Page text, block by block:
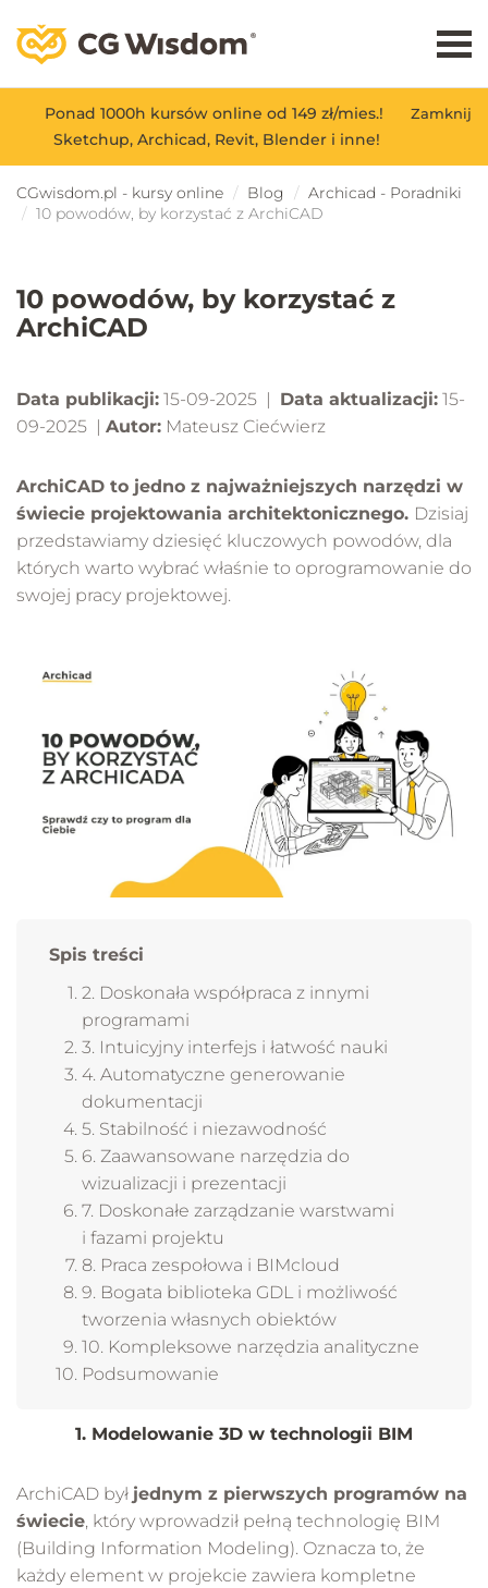
Zamknij
Ponad 1000h kursów online od 149 zł/mies.!
Sketchup, Archicad, Revit, Blender i inne!
CGwisdom.pl - kursy online Blog
Archicad - Poradniki
10 powodów, by korzystać z ArchiCAD
10 powodów, by korzystać z
ArchiCAD
Data publikacji: 15-09-2025 | Data aktualizacji: 15-
09-2025 | Autor: Mateusz Ciećwierz
ArchiCAD to jedno z najważniejszych narzędzi w
świecie projektowania architektonicznego. Dzisiaj
przedstawiamy dziesięć kluczowych powodów, dla
których warto wybrać właśnie to oprogramowanie do
swojej pracy projektowej.
Spis treści
2. Doskonała współpraca z innymi
programami
3. Intuicyjny interfejs i łatwość nauki
4. Automatyczne generowanie
dokumentacji
5. Stabilność i niezawodność
6. Zaawansowane narzędzia do
wizualizacji i prezentacji
7. Doskonałe zarządzanie warstwami
i fazami projektu
8. Praca zespołowa i BIMcloud
9. Bogata biblioteka GDL i możliwość
tworzenia własnych obiektów
10. Kompleksowe narzędzia analityczne
Podsumowanie
1. Modelowanie 3D w technologii BIM
ArchiCAD był jednym z pierwszych programów na
świecie, który wprowadził pełną technologię BIM
(Building Information Modeling). Oznacza to, że
każdy element w projekcie zawiera kompletne